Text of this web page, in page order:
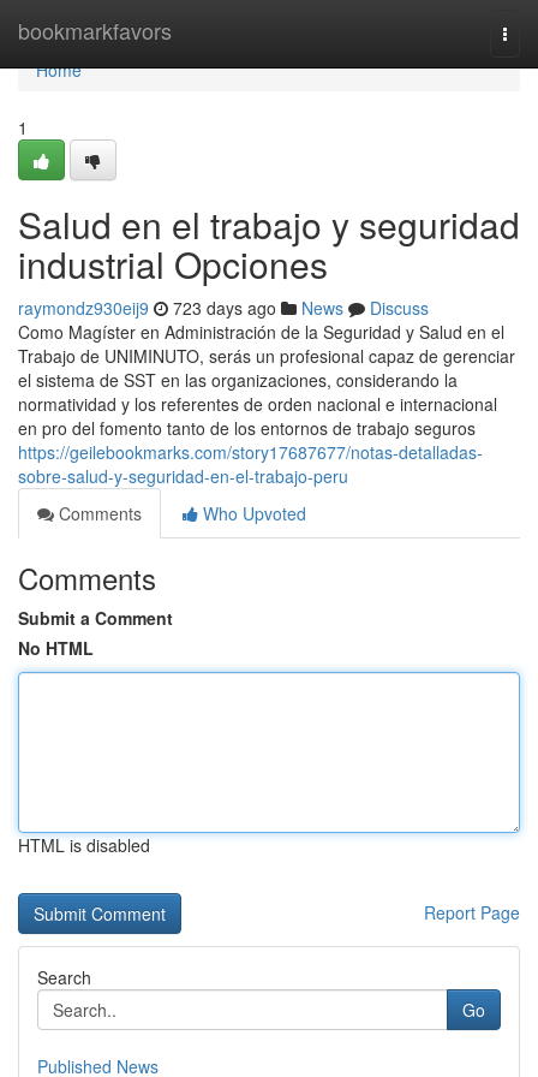
bookmarkfavors
Home
Home
1
Salud en el trabajo y seguridad
industrial Opciones
raymondz930eij9 723 days ago News
Discuss
Como Magíster en Administración de la Seguridad y Salud en el
Trabajo de UNIMINUTO, serás un profesional capaz de gerenciar
el sistema de SST en las organizaciones, considerando la
normatividad y los referentes de orden nacional e internacional
en pro del fomento tanto de los entornos de trabajo seguros
https://geilebookmarks.com/story17687677/notas-detalladas-
sobre-salud-y-seguridad-en-el-trabajo-peru
Comments
Who Upvoted
Comments
Submit a Comment
No HTML
HTML is disabled
Report Page
Search
Go
Published News